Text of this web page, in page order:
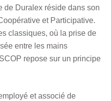
de Duralex réside dans son
et Participative.
classiques, où la prise de
entre les mains
repose sur un principe
et associé de